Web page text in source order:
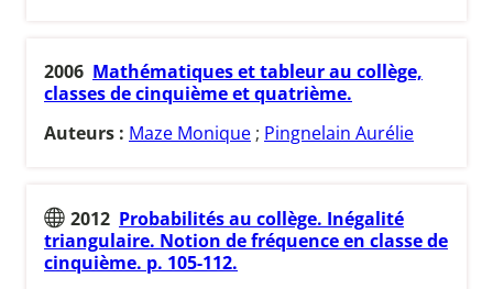
2006 Mathématiques et tableur au collège,
classes de cinquième et quatrième.
Auteurs : Maze Monique; Pingnelain Aurélie
2012 Probabilités au collège. Inégalité
triangulaire. Notion de fréquence en classe de
cinquième. p. 105-112.